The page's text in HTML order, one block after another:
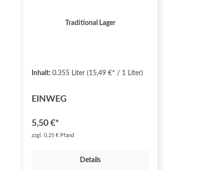
Traditional Lager
Inhalt: 0.355 Liter (15,49 €* / 1 Liter)
EINWEG
5,50 €*
zzgl. 0,25 € Pfand
Details